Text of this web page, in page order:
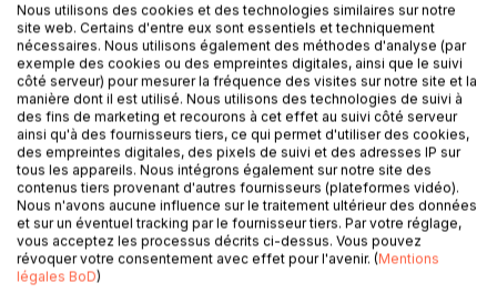
Ajouter à ma liste d'envies
Laisser un avis
DESCRIPTION
Ecrire une présentation biographique et théologique, en
Nous utilisons des cookies et des technologies similaires sur notre
site web. Certains d'entre eux sont essentiels et techniquement
nécessaires. Nous utilisons également des méthodes d'analyse (par
exemple des cookies ou des empreintes digitales, ainsi que le suivi
côté serveur) pour mesurer la fréquence des visites sur notre site et la
manière dont il est utilisé. Nous utilisons des technologies de suivi à
des fins de marketing et recourons à cet effet au suivi côté serveur
ainsi qu'à des fournisseurs tiers, ce qui permet d'utiliser des cookies,
des empreintes digitales, des pixels de suivi et des adresses IP sur
tous les appareils. Nous intégrons également sur notre site des
contenus tiers provenant d'autres fournisseurs (plateformes vidéo).
Nous n'avons aucune influence sur le traitement ultérieur des données
et sur un éventuel tracking par le fournisseur tiers. Par votre réglage,
vous acceptez les processus décrits ci-dessus. Vous pouvez
révoquer votre consentement avec effet pour l'avenir. (Mentions
légales BoD)